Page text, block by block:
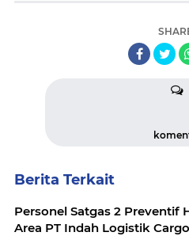
Berita Terkait
Personel Satgas 2 Preventif
Area PT Indah Logistik Cargo